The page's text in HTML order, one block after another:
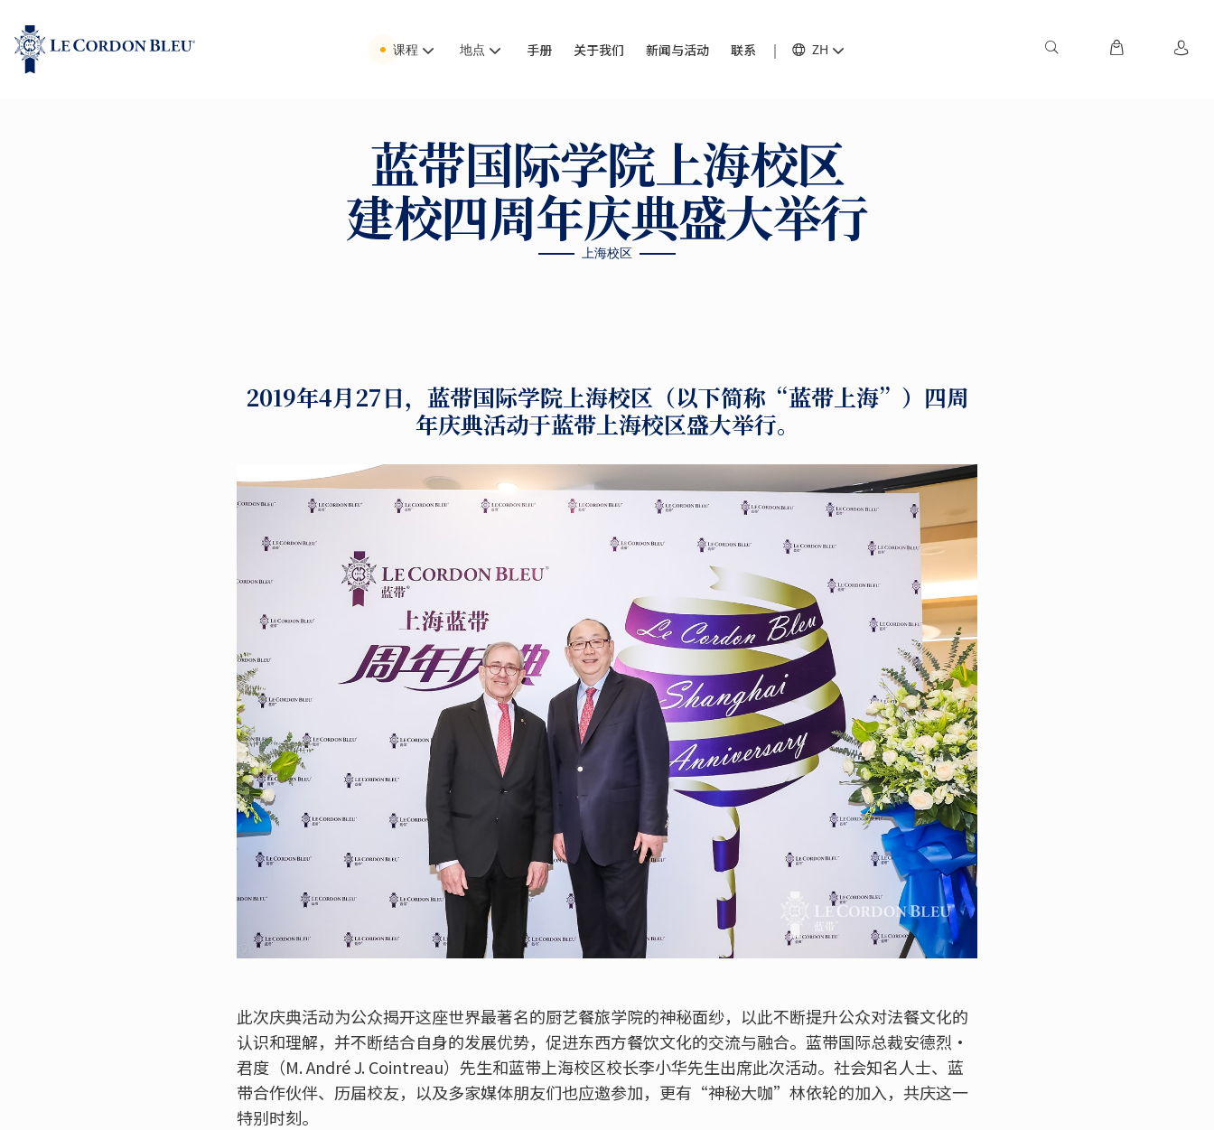
课程 地点 手册 关于我们 新闻与活动 联系 ZH
蓝带国际学院上海校区
建校四周年庆典盛大举行
上海校区
2019年4月27日，蓝带国际学院上海校区（以下简称“蓝带上海”）四周
年庆典活动于蓝带上海校区盛大举行。
此次庆典活动为公众揭开这座世界最著名的厨艺餐旅学院的神秘面纱，以此不断提升公众对法餐文化的
认识和理解，并不断结合自身的发展优势，促进东西方餐饮文化的交流与融合。蓝带国际总裁安德烈·
君度（M. André J. Cointreau）先生和蓝带上海校区校长李小华先生出席此次活动。社会知名人士、蓝
带合作伙伴、历届校友，以及多家媒体朋友们也应邀参加，更有“神秘大咖”林依轮的加入，共庆这一
特别时刻。